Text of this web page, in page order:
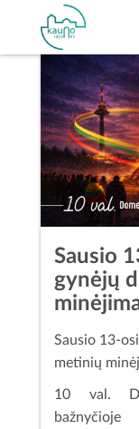
Sausio
gynėjų
Sausio 13-
metinių
10 val.